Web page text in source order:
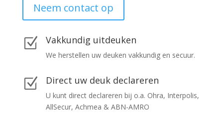
Neem contact op
Z Vakkundig uitdeuken
We herstellen uw deuken vakkundig en secuur.
Z Direct uw deuk declareren
U kunt direct declareren bij o.a. Ohra, Interpolis,
AllSecur, Achmea & ABN-AMRO